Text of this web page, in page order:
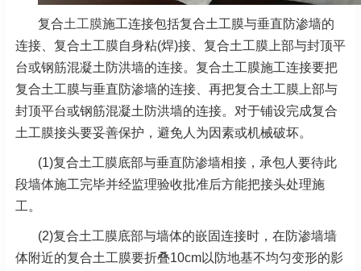
复合土工膜施工连接包括复合土工膜与垂直防渗墙的
连接、复合土工膜自身粘(焊)接、复合土工膜上部与封顶平
台或钢筋混凝土防洪墙的连接。复合土工膜施工连接要把
复合土工膜与垂直防渗墙的连接、再把复合土工膜上部与
封顶平台或钢筋混凝土防洪墙的连接。对于铺设完成复合
土工膜接头要妥善保护，避免人为因素或机械破坏。
(1)复合土工膜底部与垂直防渗墙相接，承包人要待此
段墙体施工完毕并经监理验收批准后方能把接头处理施
工。
(2)复合土工膜底部与墙体的嵌固连接时，在防渗墙墙
体附近的复合土工膜要折叠10cm以防地基不均匀变形的影